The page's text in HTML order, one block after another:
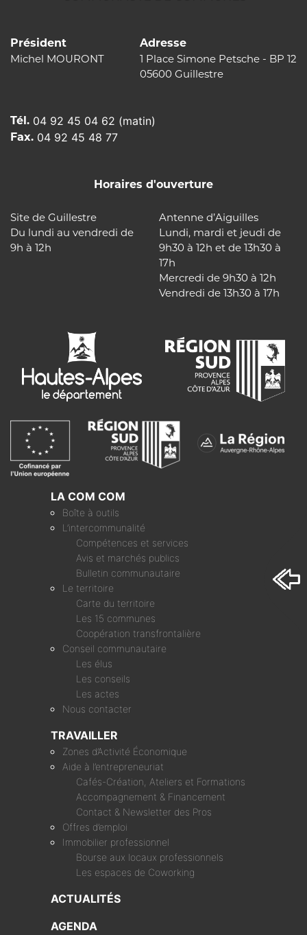
Président
Michel MOURONT
Adresse
1 Place Simone Petsche - BP 12
05600 Guillestre
Tél. 04 92 45 04 62 (matin)
Fax. 04 92 45 48 77
Horaires d'ouverture
Site de Guillestre
Du lundi au vendredi de
9h à 12h
Antenne d’Aiguilles
Lundi, mardi et jeudi de
9h30 à 12h et de 13h30 à
17h
Mercredi de 9h30 à 12h
Vendredi de 13h30 à 17h
LA COM COM
Boîte à outils
L’intercommunalité
Compétences et services
Avis et marchés publics
Bulletin communautaire
Le territoire
Carte du territoire
Les 15 communes
Coopération transfrontalière
Conseil communautaire
Les élus
Les conseils
Les actes
Nous contacter
TRAVAILLER
Zones d’Activité Économique
Aide à l’entrepreneuriat
Cafés-Création, Ateliers et Formations
Accompagnement & Financement
Contact & Newsletter des Pros
Offres d’emploi
Immobilier professionnel
Bourse aux locaux professionnels
Les espaces de Coworking
ACTUALITÉS
AGENDA